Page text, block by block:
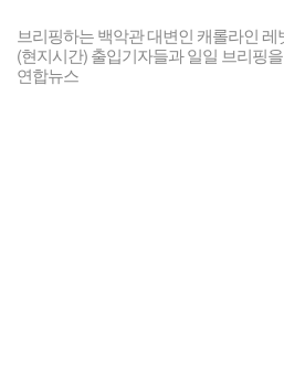
브리핑하는 백악관 대변인 캐롤라인
(현지시간) 출입기자들과 일일 브리핑
연합뉴스